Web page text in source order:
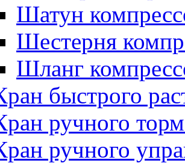
Шатун
Шестерня
Шланг
быстрого
ручного
ручного